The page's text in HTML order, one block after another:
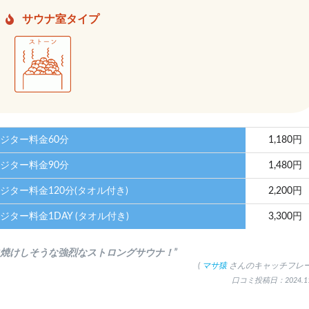
サウナ室タイプ
ター料金60分 1,180円
ター料金90分 1,480円
ター料金120分(タオル付き) 2,200円
ター料金1DAY (タオル付き) 3,300円
焼けしそうな強烈なストロングサウナ！”
( マサ猿 さんのキャッチフレ
口コミ投稿日：